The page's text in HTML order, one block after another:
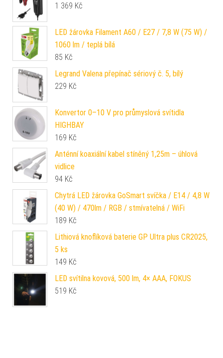
1 369 Kč
LED žárovka Filament A60 / E27 / 7,8 W (75 W) /
1060 lm / teplá bílá
85 Kč
Legrand Valena přepínač sériový č. 5, bílý
229 Kč
Konvertor 0–10 V pro průmyslová svítidla
HIGHBAY
169 Kč
Anténní koaxiální kabel stíněný 1,25m – úhlová
vidlice
94 Kč
Chytrá LED žárovka GoSmart svíčka / E14 / 4,8 W
(40 W) / 470lm / RGB / stmívatelná / WiFi
189 Kč
Lithiová knoflíková baterie GP Ultra plus CR2025,
5 ks
149 Kč
LED svítilna kovová, 500 lm, 4× AAA, FOKUS
519 Kč